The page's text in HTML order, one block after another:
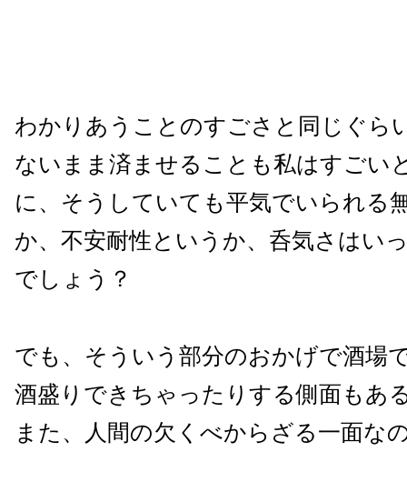
わかりあうことのすごさと同じぐら
ないまま済ませることも私はすごい
に、そうしていても平気でいられる
か、不安耐性というか、呑気さはい
でしょう？
でも、そういう部分のおかげで酒場
酒盛りできちゃったりする側面もあ
また、人間の欠くべからざる一面な